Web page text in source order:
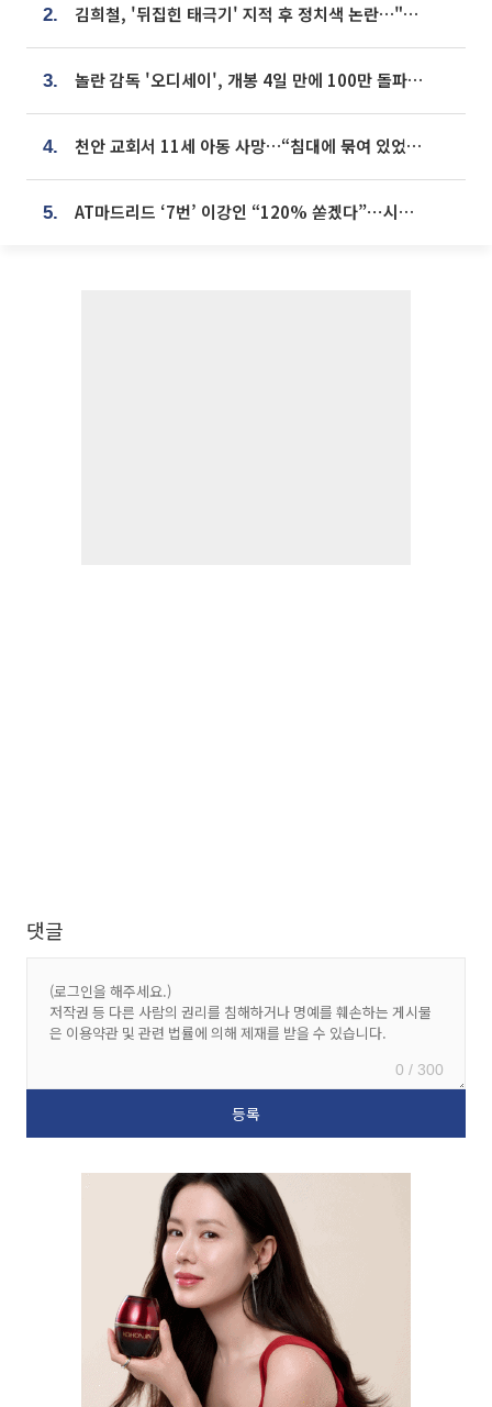
2. 김희철, '뒤집힌 태극기' 지적 후 정치색 논란…"좌우 떠나 우리나라 국기"
3. 놀란 감독 '오디세이', 개봉 4일 만에 100만 돌파⋯'왕사남' 보다 빠르다
4. 천안 교회서 11세 아동 사망…“침대에 묶여 있었다” 진술 확보
5. AT마드리드 ‘7번’ 이강인 “120% 쏟겠다”⋯시메오네 감독 “필요한 선수”
댓글
0 / 300